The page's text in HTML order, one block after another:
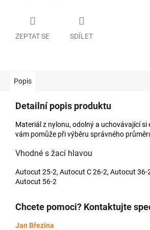
ZEPTAT SE SDÍLET
Popis
Detailní popis produktu
Materiál z nylonu, odolný a uchovávající si
vám pomůže při výběru správného
Vhodné s žací hlavou
Autocut 25-2, Autocut C 26-2, Autocut 36-
Autocut 56-2
Chcete pomoci? Kontaktujte
Jan Březina